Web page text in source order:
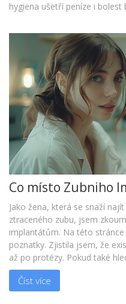
hygiena ušetří peníze i bolest
Co místo Zubniho
Jako žena, která se snaží
ztraceného zubu, jsem
implantátům. Na této
poznatky. Zjistila jsem, že
až po protézy. Pokud také
možnostech náhrady zubů,
Číst více